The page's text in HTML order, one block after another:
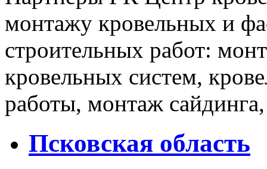
монтажу кровельных и
строительных работ:
кровельных систем,
работы, монтаж
Псковская область